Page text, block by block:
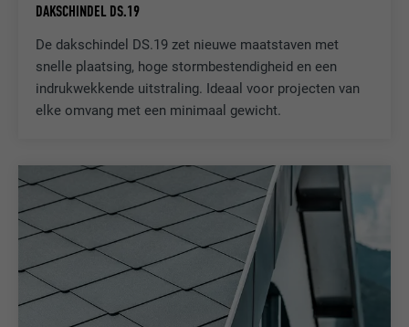
DAKSCHINDEL DS.19
De dakschindel DS.19 zet nieuwe maatstaven met
snelle plaatsing, hoge stormbestendigheid en een
indrukwekkende uitstraling. Ideaal voor projecten van
elke omvang met een minimaal gewicht.